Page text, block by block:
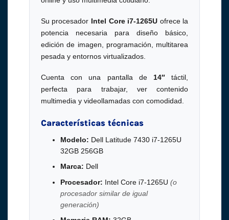
Su procesador Intel Core i7-1265U ofrece la
potencia necesaria para diseño básico,
edición de imagen, programación, multitarea
pesada y entornos virtualizados.
Cuenta con una pantalla de 14″táctil,
perfecta para trabajar, ver contenido
multimedia y videollamadas con comodidad.
Características técnicas
Modelo: Dell Latitude 7430 i7-1265U
32GB 256GB
Marca: Dell
Procesador: Intel Core i7-1265U (o
procesador similar de igual
generación)